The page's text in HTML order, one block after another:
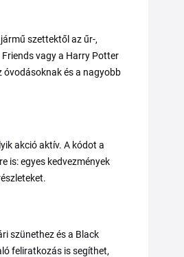
szettektől az űr-,
vagy a Harry Potter
óvodásoknak és a nagyobb
akció aktív. A kódot a
is: egyes kedvezmények
szünethez és a Black
feliratkozás is segíthet,